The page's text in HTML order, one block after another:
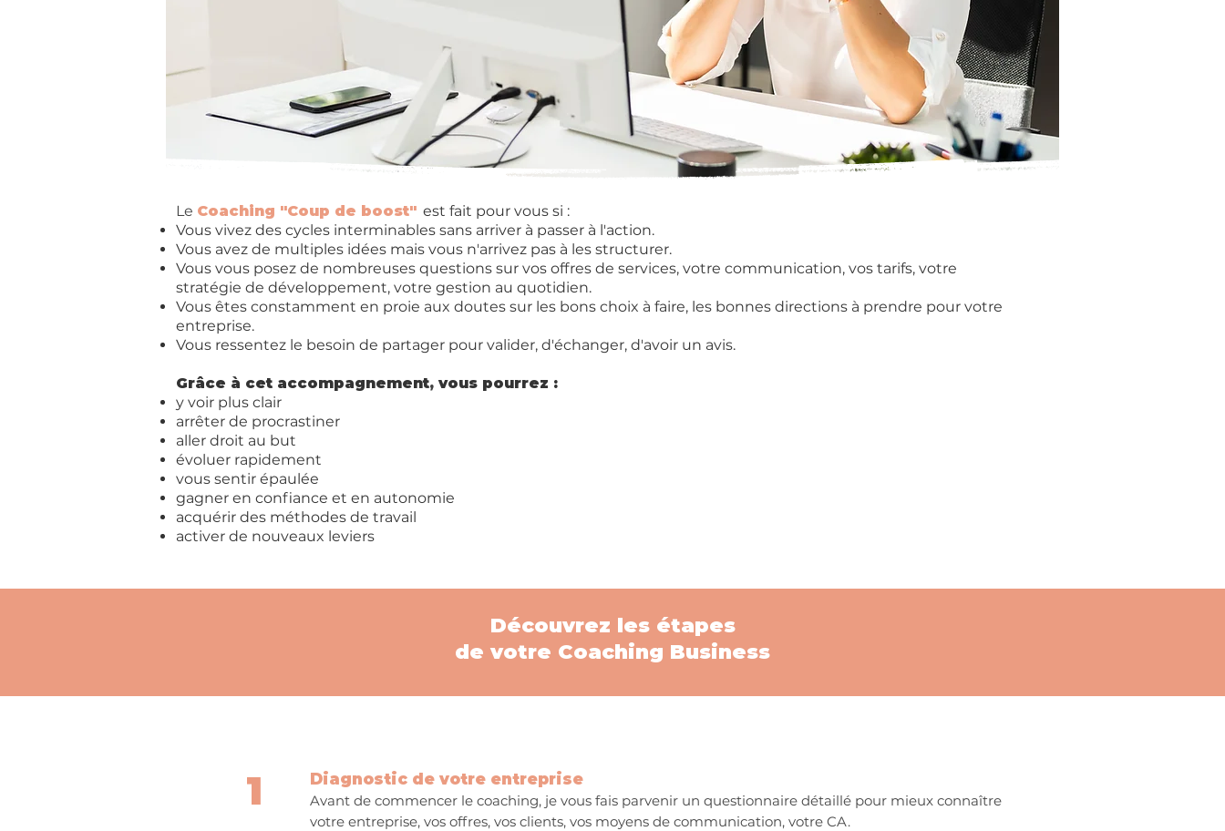
Le Coaching "Coup de boost" est fait pour vous si :​
Vous vivez des cycles interminables sans arriver à passer à l'action.
Vous avez de multiples idées mais vous n'arrivez pas à les structurer.
Vous vous posez de nombreuses questions sur vos offres de services, votre communication, vos tarifs, votre
stratégie de développement, votre gestion au quotidien.
Vous êtes constamment en proie aux doutes sur les bons choix à faire, les bonnes directions à prendre pour votre
entreprise.
Vous ressentez le besoin de partager pour valider, d'échanger, d'avoir un avis.
Grâce à cet accompagnement, vous pourrez :
y voir plus clair
arrêter de procrastiner
aller droit au but
évoluer rapidement
vous sentir épaulée
gagner en confiance​ et en autonomie
acquérir des méthodes de travail
activer de nouveaux leviers
Découvrez les étapes
de votre Coaching Business
1 Diagnostic de votre entreprise
Avant de commencer le coaching, je vous fais parvenir un questionnaire détaillé pour mieux connaître
votre entreprise, vos offres, vos clients, vos moyens de communication, votre CA.